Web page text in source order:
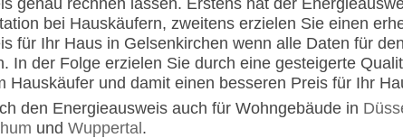
bei Hauskäufern, zweitens erzielen Sie einen
für Ihr Haus in Gelsenkirchen wenn alle Daten für
In der Folge erzielen Sie durch eine gesteigerte
Hauskäufer und damit einen besseren Preis für Ihr
den Energieausweis auch für Wohngebäude in
und Wuppertal.